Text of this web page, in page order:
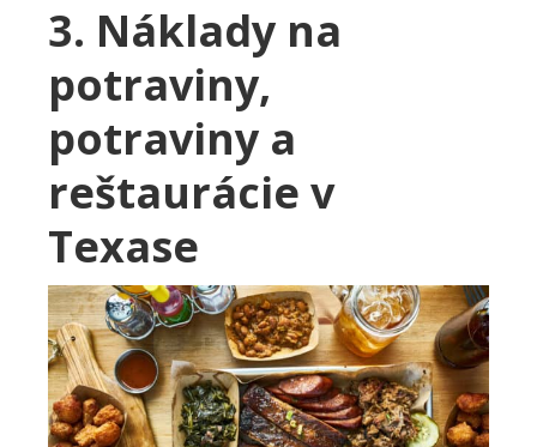
3. Náklady na
potraviny,
potraviny a
reštaurácie v
Texase